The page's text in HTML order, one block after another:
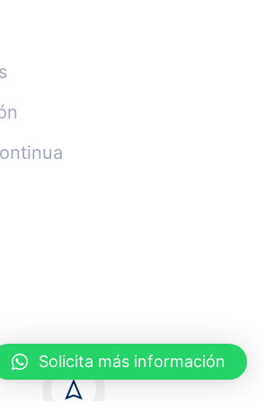
Solicita más información